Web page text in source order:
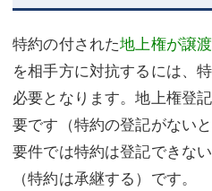
特約の付された地上権が譲渡
を相手方に対抗するには、
必要となります。地上権登
要です（特約の登記がない
要件では特約は登記できな
（特約は承継する）です。